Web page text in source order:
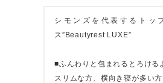
シモンズを代表するトッ
ス”Beautyrest LUXE”
■ふんわりと包まれるとろける
スリムな方、横向き寝が多い方